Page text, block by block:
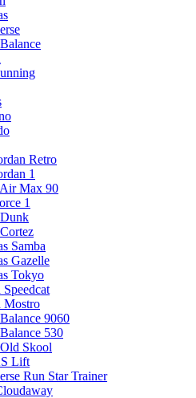
Retro
1
Max 90
1
Samba
Gazelle
Tokyo
Speedcat
Mostro
9060
530
Skool
Lift
Run Star Trainer